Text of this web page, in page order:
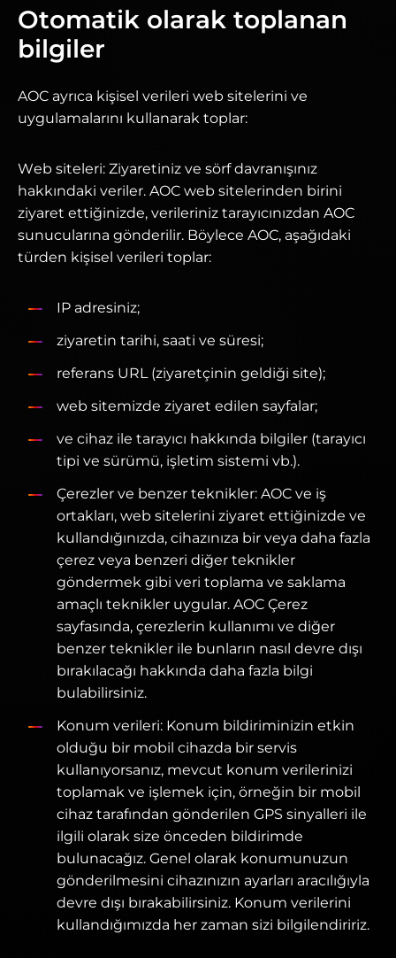
Otomatik olarak toplanan
bilgiler
AOC ayrıca kişisel verileri web sitelerini ve
uygulamalarını kullanarak toplar:
Web siteleri: Ziyaretiniz ve sörf davranışınız
hakkındaki veriler. AOC web sitelerinden birini
ziyaret ettiğinizde, verileriniz tarayıcınızdan AOC
sunucularına gönderilir. Böylece AOC, aşağıdaki
türden kişisel verileri toplar:
IP adresiniz;
ziyaretin tarihi, saati ve süresi;
referans URL (ziyaretçinin geldiği site);
web sitemizde ziyaret edilen sayfalar;
ve cihaz ile tarayıcı hakkında bilgiler (tarayıcı
tipi ve sürümü, işletim sistemi vb.).
Çerezler ve benzer teknikler: AOC ve iş
ortakları, web sitelerini ziyaret ettiğinizde ve
kullandığınızda, cihazınıza bir veya daha fazla
çerez veya benzeri diğer teknikler
göndermek gibi veri toplama ve saklama
amaçlı teknikler uygular. AOC Çerez
sayfasında, çerezlerin kullanımı ve diğer
benzer teknikler ile bunların nasıl devre dışı
bırakılacağı hakkında daha fazla bilgi
bulabilirsiniz.
Konum verileri: Konum bildiriminizin etkin
olduğu bir mobil cihazda bir servis
kullanıyorsanız, mevcut konum verilerinizi
toplamak ve işlemek için, örneğin bir mobil
cihaz tarafından gönderilen GPS sinyalleri ile
ilgili olarak size önceden bildirimde
bulunacağız. Genel olarak konumunuzun
gönderilmesini cihazınızın ayarları aracılığıyla
devre dışı bırakabilirsiniz. Konum verilerini
kullandığımızda her zaman sizi bilgilendiririz.